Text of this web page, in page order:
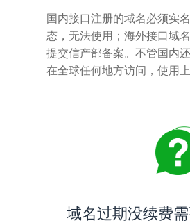
国内接口注册的域名必须实
态，无法使用；海外接口域
提交信产部备案。不管国内
在全球任何地方访问，使用
域名过期没续费